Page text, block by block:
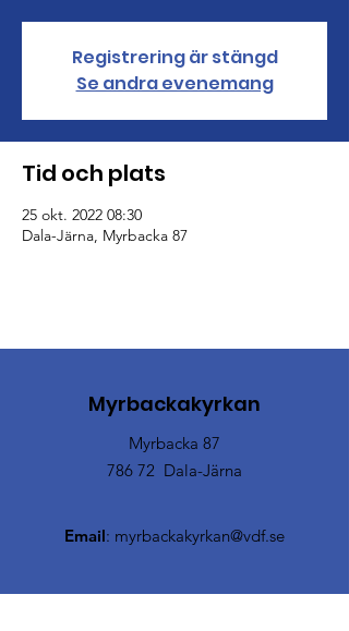
Registrering är stängd
Se andra evenemang
Tid och plats
25 okt. 2022 08:30
Dala-Järna, Myrbacka 87
Myrbackakyrkan
Myrbacka 87
786 72 Dala-Järna
Email: myrbackakyrkan@vdf.se